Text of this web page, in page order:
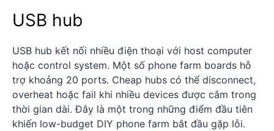
USB hub
USB hub kết nối nhiều điện thoại với host computer
hoặc control system. Một số phone farm boards hỗ
trợ khoảng 20 ports. Cheap hubs có thể disconnect,
overheat hoặc fail khi nhiều devices được cắm trong
thời gian dài. Đây là một trong những điểm đầu tiên
khiến low-budget DIY phone farm bắt đầu gặp lỗi.